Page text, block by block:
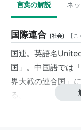
言葉の解説 ネ
国際連合 (社会) 【こ
国連。英語名
国」。中国語では
界大戦の連合国」
る。